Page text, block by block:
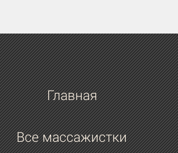
Главная
Все массажистки